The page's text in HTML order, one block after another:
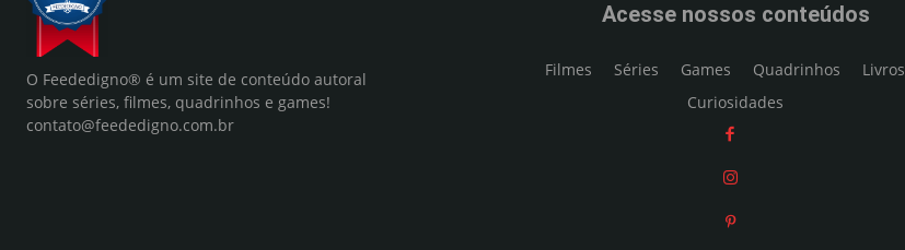
O Feededigno® é um site de conteúdo autoral
sobre séries, filmes, quadrinhos e games!
contato@feededigno.com.br
Acesse nossos conteúdos
Filmes Séries Games Quadrinhos
Livros
Curiosidades